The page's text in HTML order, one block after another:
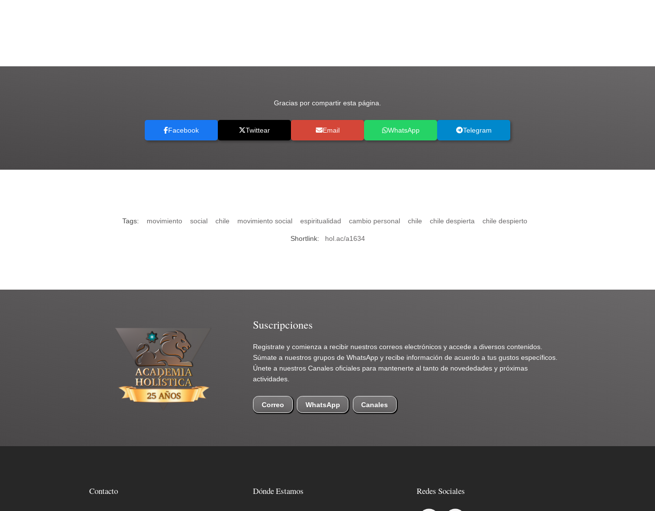
Gracias por compartir esta página.
Facebook Twittear Email WhatsApp Telegram
Tags: movimiento social chile movimiento social espiritualidad cambio personal chile chile despierta chile despierto
Shortlink: hol.ac/a1634
Suscripciones
Registrate y comienza a recibir nuestros correos electrónicos y accede a diversos contenidos.
Súmate a nuestros grupos de WhatsApp y recibe información de acuerdo a tus gustos específicos.
Únete a nuestros Canales oficiales para mantenerte al tanto de novededades y próximas
actividades.
Correo WhatsApp Canales
Contacto Dónde Estamos Redes Sociales